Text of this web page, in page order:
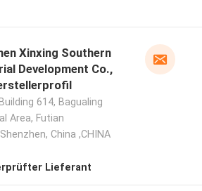
Xinxing Southern
Development Co.,
614, Bagualing
Area, Futian
China ,CHINA
Lieferant